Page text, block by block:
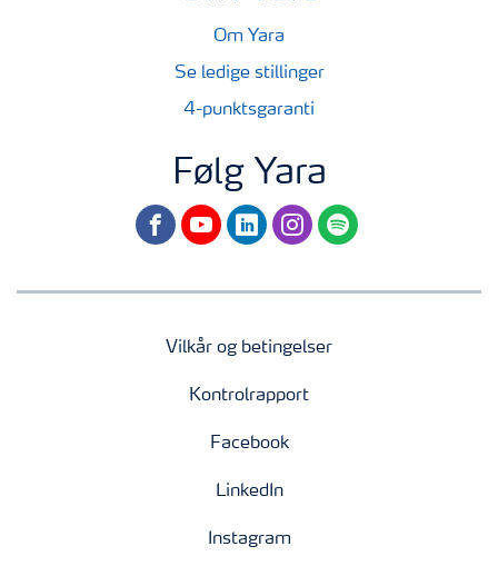
Om Yara
Se ledige stillinger
4-punktsgaranti
Følg Yara
facebookyoutubelinkedininstagram
spotify
Vilkår og betingelser
Kontrolrapport
Facebook
LinkedIn
Instagram